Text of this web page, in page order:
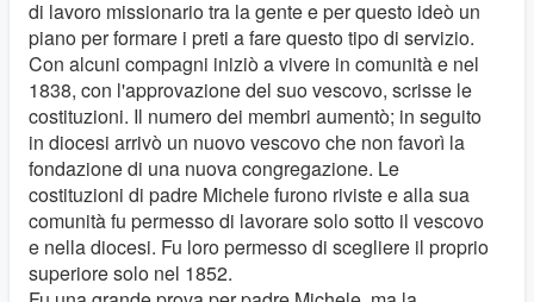
di lavoro missionario tra la gente e per questo ideò un
piano per formare i preti a fare questo tipo di servizio.
Con alcuni compagni iniziò a vivere in comunità e nel
1838, con l'approvazione del suo vescovo, scrisse le
costituzioni. Il numero dei membri aumentò; in seguito
in diocesi arrivò un nuovo vescovo che non favorì la
fondazione di una nuova congregazione. Le
costituzioni di padre Michele furono riviste e alla sua
comunità fu permesso di lavorare solo sotto il vescovo
e nella diocesi. Fu loro permesso di scegliere il proprio
superiore solo nel 1852.